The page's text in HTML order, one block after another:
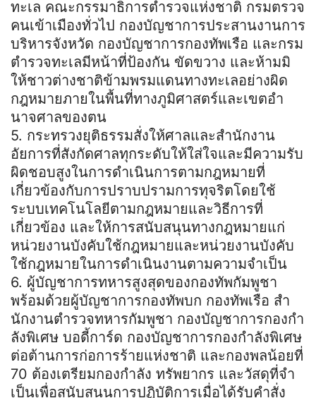
ทะเล คณะกรรมาธิการตํารวจแห่งชาติ กรมตรวจ
คนเข้าเมืองทั่วไป กองบัญชาการประสานงานการ
บริหารจังหวัด กองบัญชาการกองทัพเรือ และกรม
ตํารวจทะเลมีหน้าที่ป้องกัน ขัดขวาง และห้ามมิ
ให้ชาวต่างชาติข้ามพรมแดนทางทะเลอย่างผิด
กฎหมายภายในพื้นที่ทางภูมิศาสตร์และเขตอํา
นาจศาลของตน
5. กระทรวงยุติธรรมสั่งให้ศาลและสํานักงาน
อัยการที่สังกัดศาลทุกระดับให้ใส่ใจและมีความรับ
ผิดชอบสูงในการดําเนินการตามกฎหมายที่
เกี่ยวข้องกับการปราบปรามการทุจริตโดยใช้
ระบบเทคโนโลยีตามกฎหมายและวิธีการที่
เกี่ยวข้อง และให้การสนับสนุนทางกฎหมายแก่
หน่วยงานบังคับใช้กฎหมายและหน่วยงานบังคับ
ใช้กฎหมายในการดําเนินงานตามความจําเป็น
6. ผู้บัญชาการทหารสูงสุดของกองทัพกัมพูชา
พร้อมด้วยผู้บัญชาการกองทัพบก กองทัพเรือ สํา
นักงานตํารวจทหารกัมพูชา กองบัญชาการกองกํา
ลังพิเศษ บอดี้การ์ด กองบัญชาการกองกําลังพิเศษ
ต่อต้านการก่อการร้ายแห่งชาติ และกองพลน้อยที่
70 ต้องเตรียมกองกําลัง ทรัพยากร และวัสดุที่จํา
เป็นเพื่อสนับสนุนการปฏิบัติการเมื่อได้รับคําสั่ง